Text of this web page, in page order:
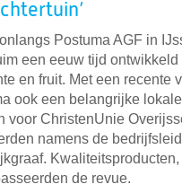
Postuma AGF in
een eeuw tijd ontwikkeld
en fruit. Met een recente
ook een belangrijke
voor ChristenUnie
namens de
de revue.